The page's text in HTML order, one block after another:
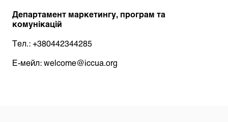
Департамент маркетингу, програм та
комунікацій
Тел.: +380442344285
Е-мейл: welcome@iccua.org